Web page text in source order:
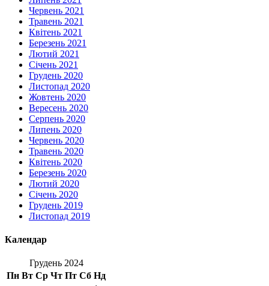
Червень 2021
Травень 2021
Квітень 2021
Березень 2021
Лютий 2021
Січень 2021
Грудень 2020
Листопад 2020
Жовтень 2020
Вересень 2020
Серпень 2020
Липень 2020
Червень 2020
Травень 2020
Квітень 2020
Березень 2020
Лютий 2020
Січень 2020
Грудень 2019
Листопад 2019
Календар
Грудень 2024
Пн Вт Ср Чт Пт Сб Нд